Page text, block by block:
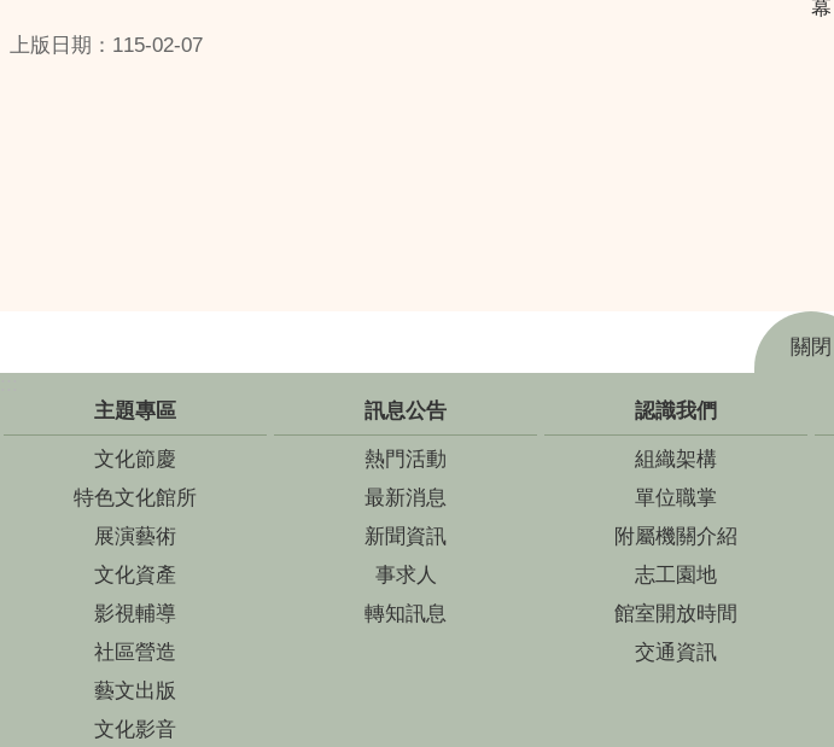
幕
上版日期：115-02-07
關閉
主題專區
文化節慶
特色文化館所
展演藝術
文化資產
影視輔導
社區營造
藝文出版
文化影音
訊息公告
熱門活動
最新消息
新聞資訊
事求人
轉知訊息
認識我們
組織架構
單位職掌
附屬機關介紹
志工園地
館室開放時間
交通資訊